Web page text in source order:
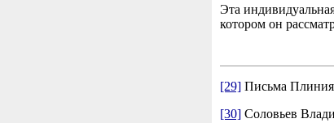
Эта
котором он
[29] Письма
[30] Соловьев